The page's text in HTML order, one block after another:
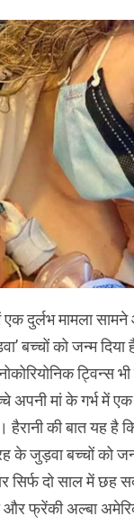
एक दुर्लभ मामला
बच्चों को जन्म दिया
ट्विन्स
मां के गर्भ में एक
की बात यह है
के जुड़वा बच्चों को
सिर्फ दो साल में छह
फ्रेंकी अल्बा